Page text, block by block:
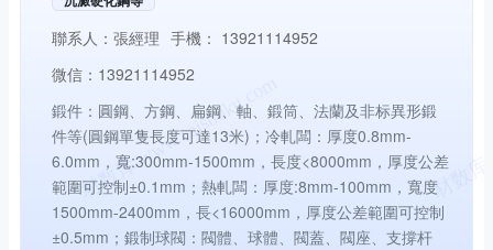
聯系人： 張經理 手機： 13921114952
微信： 13921114952
鍛件：圓鋼、方鋼、扁鋼、軸、鍛筒、法蘭及非标異形鍛
件等(圓鋼單隻長度可達13米)；冷軋闆：厚度0.8mm-
6.0mm，寬:300mm-1500mm，長度<8000mm，厚度公差
範圍可控制±0.1mm；熱軋闆：厚度:8mm-100mm，寬度
1500mm-2400mm，長<16000mm，厚度公差範圍可控制
±0.5mm；鍛制球閥：閥體、球體、閥蓋、閥座、支撐杆